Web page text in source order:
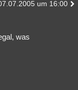
um 16:00
was